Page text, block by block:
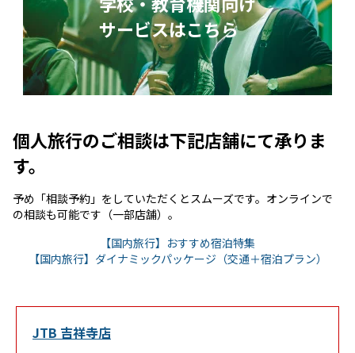
サービスはこちら
個人旅行のご相談は下記店舗にて承りま
す。
予め「相談予約」をしていただくとスムーズです。オンラインで
の相談も可能です（一部店舗）。
【国内旅行】おすすめ宿泊特集
【国内旅行】ダイナミックパッケージ（交通＋宿泊プラン）
JTB 吉祥寺店